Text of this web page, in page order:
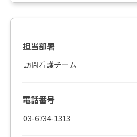
担当部署
訪問看護チーム
電話番号
03-6734-1313